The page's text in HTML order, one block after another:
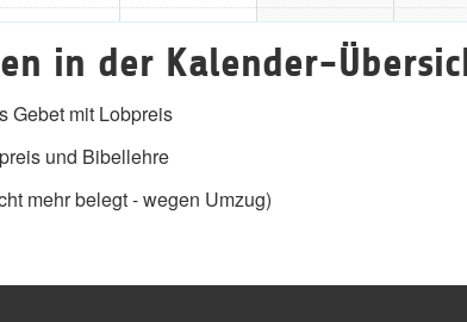
in der Kalender-
Gebet mit Lobpreis
und Bibellehre
mehr belegt - wegen Umzug)